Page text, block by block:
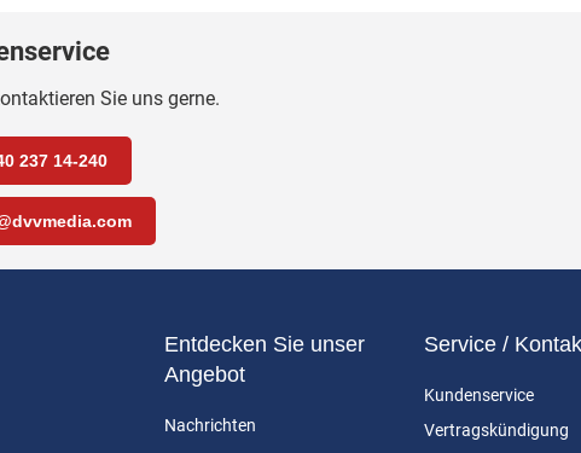
Sie uns gerne.
237 14-240
dvvmedia.com
Entdecken Sie unser
Angebot
Nachrichten
Service /
Kundenservice
Vertragskündigung